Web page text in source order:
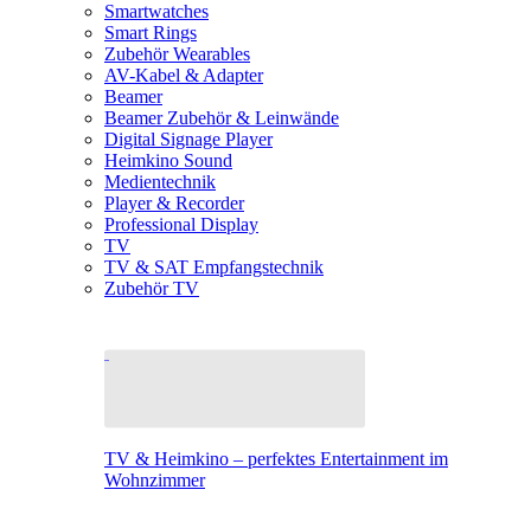
Smartwatches
Smart Rings
Zubehör Wearables
AV-Kabel & Adapter
Beamer
Beamer Zubehör & Leinwände
Digital Signage Player
Heimkino Sound
Medientechnik
Player & Recorder
Professional Display
TV
TV & SAT Empfangstechnik
Zubehör TV
TV & Heimkino – perfektes Entertainment im
Wohnzimmer